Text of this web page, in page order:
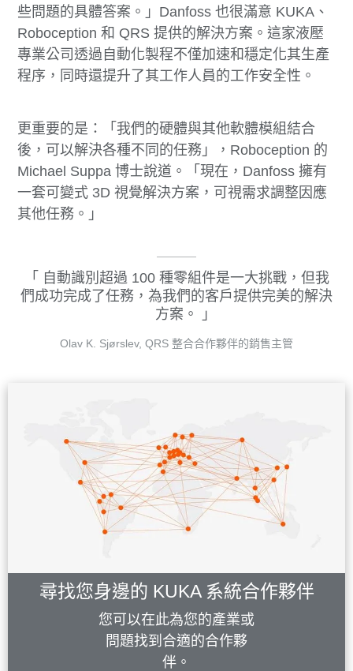
些問題的具體答案。」Danfoss 也很滿意 KUKA、
Roboception 和 QRS 提供的解決方案。這家液壓
專業公司透過自動化製程不僅加速和穩定化其生產
程序，同時還提升了其工作人員的工作安全性。
更重要的是：「我們的硬體與其他軟體模組結合
後，可以解決各種不同的任務」，Roboception 的
Michael Suppa 博士說道。「現在，Danfoss 擁有
一套可變式 3D 視覺解決方案，可視需求調整因應
其他任務。」
自動識別超過 100 種零組件是一大挑戰，但我
們成功完成了任務，為我們的客戶提供完美的解決
方案。
Olav K. Sjørslev, QRS 整合合作夥伴的銷售主管
尋找您身邊的 KUKA 系統合作夥伴
您可以在此為您的產業或
問題找到合適的合作夥
伴。